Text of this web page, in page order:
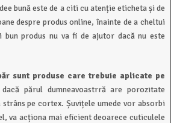
bună este de a citi cu atenție eticheta și de
despre produs online, înainte de a cheltui
produs nu va fi de ajutor dacă nu este
sunt produse care trebuie aplicate pe
părul dumneavoastrră are porozitate
pe cortex. Șuvițele umede vor absorbi
va acționa mai eficient deoarece cuticulele